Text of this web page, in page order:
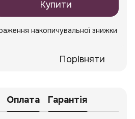
Купити
накопичувальної знижки
Порівняти
Оплата Гарантія